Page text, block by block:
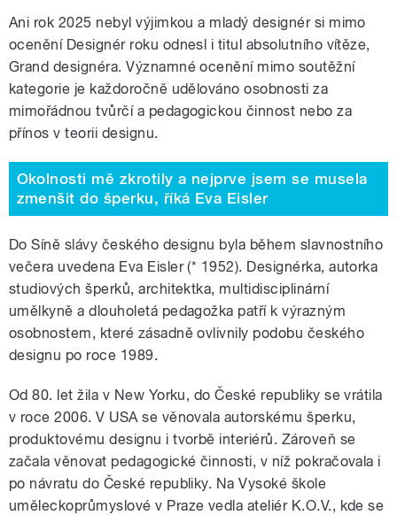
Ani rok 2025 nebyl výjimkou a mladý designér si mimo
ocenění Designér roku odnesl i titul absolutního vítěze,
Grand designéra.Významné ocenění mimo soutěžní
kategorie je každoročně udělováno osobnosti za
mimořádnou tvůrčí a pedagogickou činnost nebo za
přínos v teorii designu.
Okolnosti mě zkrotily a nejprve jsem se musela
zmenšit do šperku, říká Eva Eisler
Do Síně slávy českého designu byla během slavnostního
večera uvedena Eva Eisler (* 1952). Designérka, autorka
studiových šperků, architektka, multidisciplinární
umělkyně a dlouholetá pedagožka patří k výrazným
osobnostem, které zásadně ovlivnily podobu českého
designu po roce 1989.
Od 80. let žila v New Yorku, do České republiky se vrátila
v roce 2006. V USA se věnovala autorskému šperku,
produktovému designu i tvorbě interiérů. Zároveň se
začala věnovat pedagogické činnosti, v níž pokračovala i
po návratu do České republiky. Na Vysoké škole
uměleckoprůmyslové v Praze vedla ateliér K.O.V., kde se